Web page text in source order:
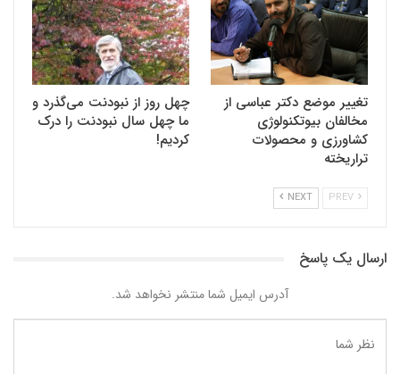
تغییر موضع دکتر عباسی از
مخالفان بیوتکنولوژی
کشاورزی و محصولات
تراریخته
چهل روز از نبودنت می‌گذرد و
ما چهل سال نبودنت را درک
کردیم!
NEXT
ارسال یک پاسخ
آدرس ایمیل شما منتشر نخواهد شد.